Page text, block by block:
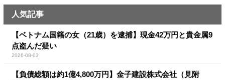
人気記事
【ベトナム国籍の女（21歳）を逮捕】現金42万円と貴金属9
点盗んだ疑い
2026-08-03
【負債総額は約1億4,800万円】金子建設株式会社（見附